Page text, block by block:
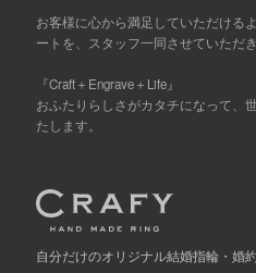
お客様に心から満足していただける
ートを、スタッフ一同させていただ
『Craft＋Engrave＋Life』
おふたりらしさがカタチになって、
たします。
自分だけのオリジナル結婚指輪・婚